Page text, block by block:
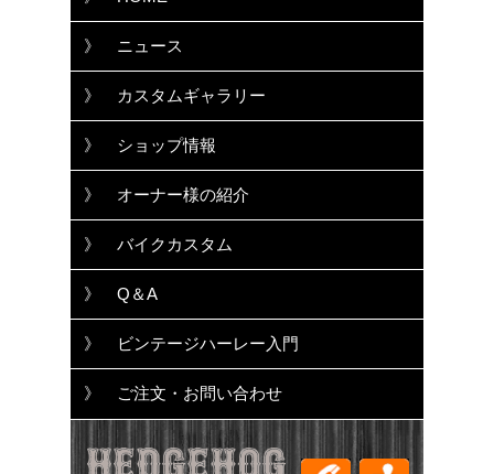
》 ニュース
》 カスタムギャラリー
》 ショップ情報
》 オーナー様の紹介
》 バイクカスタム
》 Q＆A
》 ビンテージハーレー入門
》 ご注文・お問い合わせ